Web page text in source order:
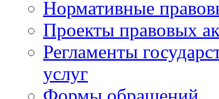
Нормативные
Проекты правовых
Регламенты
услуг